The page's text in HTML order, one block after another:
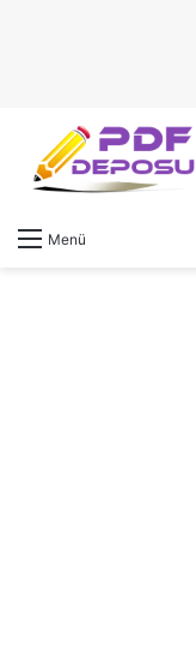
Menü